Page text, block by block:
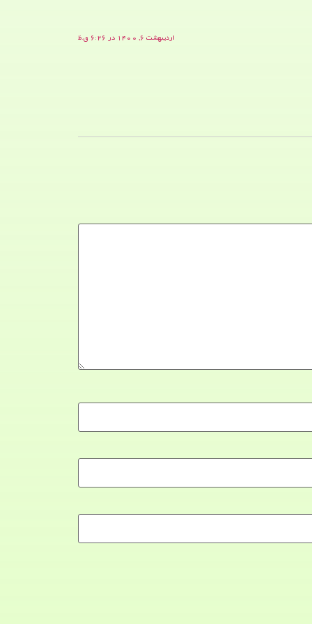
اردیبهشت ۶, ۱۴۰۰ در ۶:۲۶ ق.ظ